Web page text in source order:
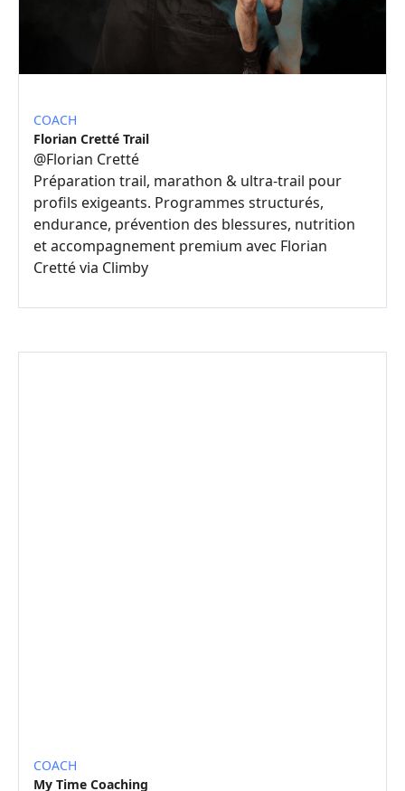
COACH
Florian Cretté Trail
@Florian Cretté
Préparation trail, marathon & ultra-trail pour
profils exigeants. Programmes structurés,
endurance, prévention des blessures, nutrition
et accompagnement premium avec Florian
Cretté via Climby
COACH
My Time Coaching